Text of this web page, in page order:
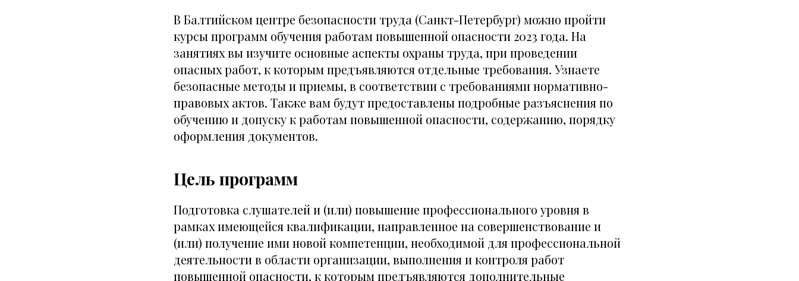
В Балтийском центре безопасности труда (Санкт-Петербург) можно пройти
курсы программ обучения работам повышенной опасности 2023 года. На
занятиях вы изучите основные аспекты охраны труда, при проведении
опасных работ, к которым предъявляются отдельные требования. Узнаете
безопасные методы и приемы, в соответствии с требованиями нормативно-
правовых актов. Также вам будут предоставлены подробные разъяснения по
обучению и допуску к работам повышенной опасности, содержанию, порядку
оформления документов.
Цель программ
Подготовка слушателей и (или) повышение профессионального уровня в
рамках имеющейся квалификации, направленное на совершенствование и
(или) получение ими новой компетенции, необходимой для профессиональной
деятельности в области организации, выполнения и контроля работ
повышенной опасности, к которым предъявляются дополнительные